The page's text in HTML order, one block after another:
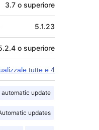
3.7 o superiore
5.1.23
o superiore
tutte e 4
automatic update
updates